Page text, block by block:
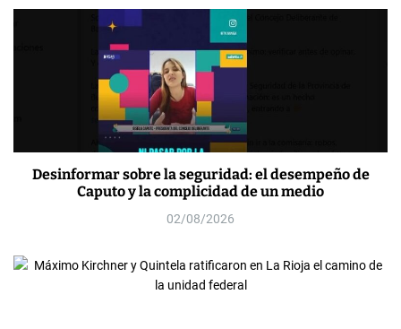
Desinformar sobre la seguridad: el desempeño de
Caputo y la complicidad de un medio
02/08/2026